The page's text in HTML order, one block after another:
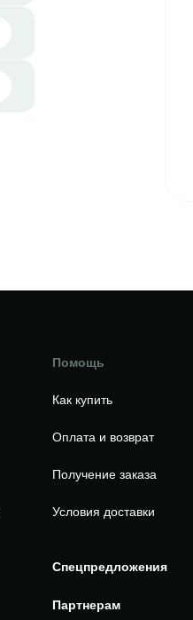
Помощь
Как купить
Оплата и возврат
Получение заказа
Условия доставки
Спецпредложения
Партнерам